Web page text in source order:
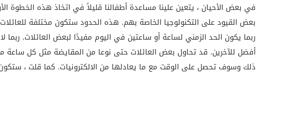
في بعض الأحيان ، يتعين علينا مساعدة أطفالنا قليلاً في اتخاذ هذه الخطوة
بعض القيود على التكنولوجيا الخاصة بهم. هذه الحدود ستكون مختلفة
ربما يكون الحد الزمني لساعة أو ساعتين في اليوم مفيدًا لبعض العائلات. ربما
أفضل للآخرين. قد تحاول بعض العائلات حتى نوعا من المقايضة مثل كل ساعة
ذلك وسوف تحصل على الوقت مع ما يعادلها من الالكترونيات. كما قلت ،